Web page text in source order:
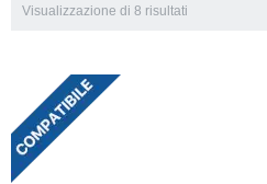
Visualizzazione di 8 risultati